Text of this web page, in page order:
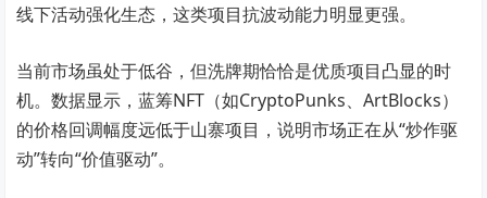
线下活动强化生态，这类项目抗波动能力明显更强。
当前市场虽处于低谷，但洗牌期恰恰是优质项目凸显的时
机。数据显示，蓝筹NFT（如CryptoPunks、ArtBlocks）
的价格回调幅度远低于山寨项目，说明市场正在从“炒作驱
动”转向“价值驱动”。